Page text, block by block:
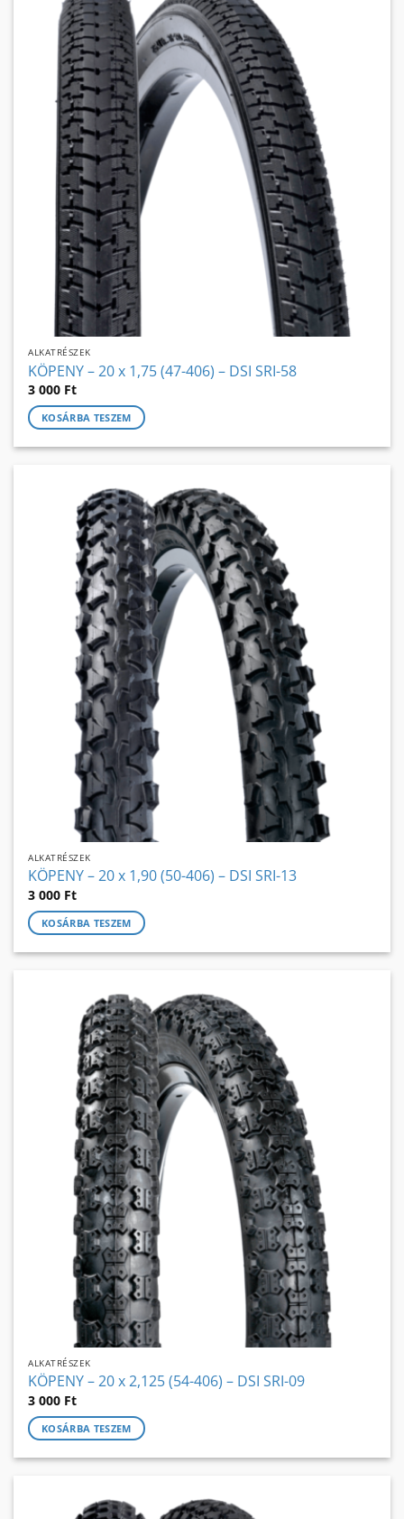
ALKATRÉSZEK
KÖPENY – 20 x 1,75 (47-406) – DSI SRI-58
3 000 Ft
KOSÁRBA TESZEM
ALKATRÉSZEK
KÖPENY – 20 x 1,90 (50-406) – DSI SRI-13
3 000 Ft
KOSÁRBA TESZEM
ALKATRÉSZEK
KÖPENY – 20 x 2,125 (54-406) – DSI SRI-09
3 000 Ft
KOSÁRBA TESZEM